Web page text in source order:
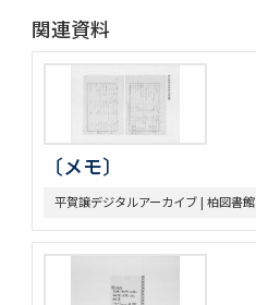
関連資料
〔メモ〕
平賀譲デジタルアーカイブ | 柏図書館